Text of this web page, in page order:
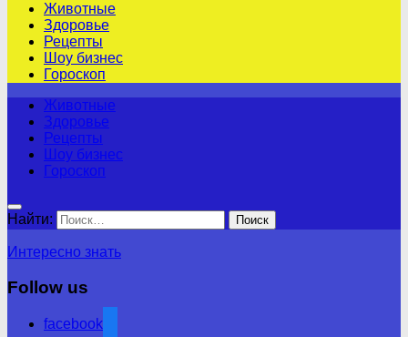
Животные
Здоровье
Рецепты
Шоу бизнес
Гороскоп
Животные
Здоровье
Рецепты
Шоу бизнес
Гороскоп
Найти:
Интересно знать
Follow us
facebook